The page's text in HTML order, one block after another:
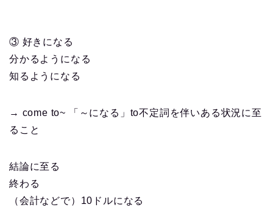
③ 好きになる
分かるようになる
知るようになる
→ come to~ 「～になる」to不定詞を伴いある状況に至
ること
結論に至る
終わる
（会計などで）10ドルになる